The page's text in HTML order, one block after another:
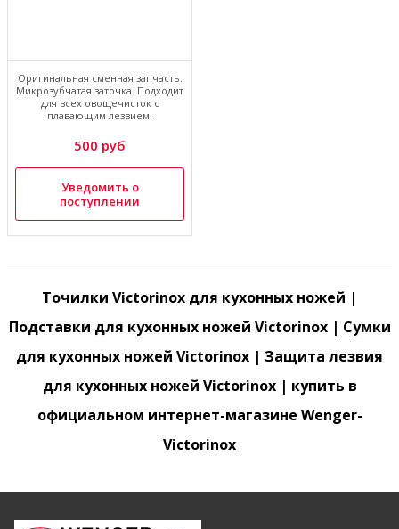
Оригинальная сменная запчасть.
Микрозубчатая заточка. Подходит
для всех овощечисток с
плавающим лезвием.
500 руб
Уведомить о
поступлении
Точилки Victorinox для кухонных ножей |
Подставки для кухонных ножей Victorinox | Сумки
для кухонных ножей Victorinox | Защита лезвия
для кухонных ножей Victorinox | купить в
официальном интернет-магазине Wenger-
Victorinox